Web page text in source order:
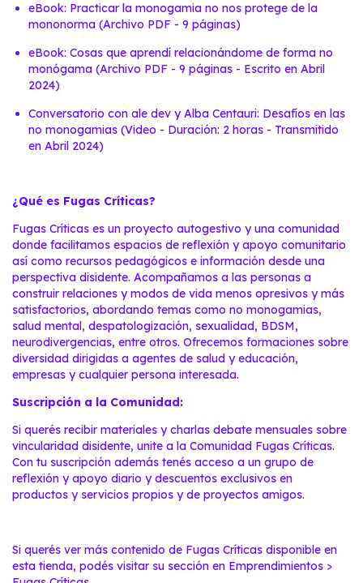
eBook: Practicar la monogamia no nos protege de la
mononorma (Archivo PDF - 9 páginas)
eBook: Cosas que aprendí relacionándome de forma no
monógama (Archivo PDF - 9 páginas - Escrito en Abril
2024)
Conversatorio con ale dev y Alba Centauri: Desafíos en las
no monogamias (Video - Duración: 2 horas - Transmitido
en Abril 2024)
¿Qué es Fugas Críticas?
Fugas Críticas es un proyecto autogestivo y una comunidad
donde facilitamos espacios de reflexión y apoyo comunitario
así como recursos pedagógicos e información desde una
perspectiva disidente. Acompañamos a las personas a
construir relaciones y modos de vida menos opresivos y más
satisfactorios, abordando temas como no monogamias,
salud mental, despatologización, sexualidad, BDSM,
neurodivergencias, entre otros. Ofrecemos formaciones sobre
diversidad dirigidas a agentes de salud y educación,
empresas y cualquier persona interesada.
Suscripción a la Comunidad:
Si querés recibir materiales y charlas debate mensuales sobre
vincularidad disidente, unite a la Comunidad Fugas Críticas.
Con tu suscripción además tenés acceso a un grupo de
reflexión y apoyo diario y descuentos exclusivos en
productos y servicios propios y de proyectos amigos.
Si querés ver más contenido de Fugas Críticas disponible en
esta tienda, podés visitar su sección en Emprendimientos >